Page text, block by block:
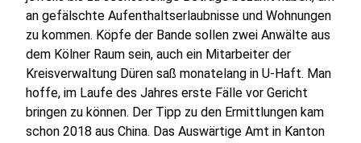
an gefälschte Aufenthaltserlaubnisse und Wohnungen
zu kommen. Köpfe der Bande sollen zwei Anwälte aus
dem Kölner Raum sein, auch ein Mitarbeiter der
Kreisverwaltung Düren saß monatelang in U-Haft. Man
hoffe, im Laufe des Jahres erste Fälle vor Gericht
bringen zu können. Der Tipp zu den Ermittlungen kam
schon 2018 aus China. Das Auswärtige Amt in Kanton